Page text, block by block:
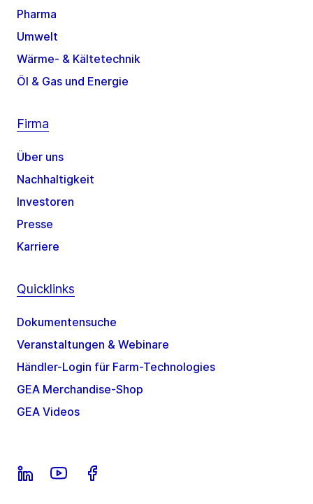
Pharma
Umwelt
Wärme- & Kältetechnik
Öl & Gas und Energie
Firma
Über uns
Nachhaltigkeit
Investoren
Presse
Karriere
Quicklinks
Dokumentensuche
Veranstaltungen & Webinare
Händler-Login für Farm-Technologies
GEA Merchandise-Shop
GEA Videos